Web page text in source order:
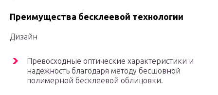
Преимущества бесклеевой технологии
Дизайн
Превосходные оптические характеристики и
надежность благодаря методу бесшовной
полимерной бесклеевой облицовки.